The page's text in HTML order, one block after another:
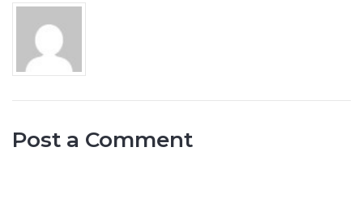
Post a Comment